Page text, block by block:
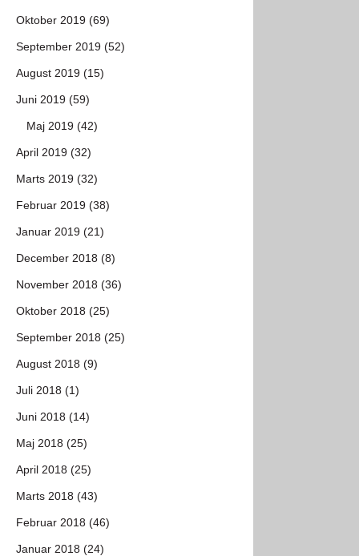
Oktober 2019 (69)
September 2019 (52)
August 2019 (15)
Juni 2019 (59)
Maj 2019 (42)
April 2019 (32)
Marts 2019 (32)
Februar 2019 (38)
Januar 2019 (21)
December 2018 (8)
November 2018 (36)
Oktober 2018 (25)
September 2018 (25)
August 2018 (9)
Juli 2018 (1)
Juni 2018 (14)
Maj 2018 (25)
April 2018 (25)
Marts 2018 (43)
Februar 2018 (46)
Januar 2018 (24)